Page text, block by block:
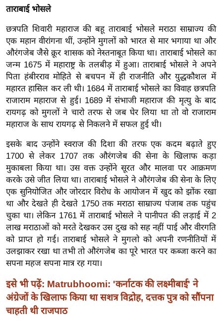
रि
श
न
शि
प
रा
ज
नी
ति
वि
श्ले
ष
ण
स
म
सा
म
यि
क
मा
तृ
भू
मि
ताराबाई भोसले
छत्रपति शिवारी महाराज की बहू ताराबाई भोसले मराठा साम्राज्य की
एक महान वीरांगना थीं, उन्होंने मुगलों को भारत से मार भगाया था और
औरंगजेब जैसे क्रूर शासक को नेस्तनाबूत किया था। ताराबाई भोसले का
जन्म 1675 में महाराष्ट्र के तलबीड़ में हुआ। ताराबाई भोसले ने अपने
पिता हंबीरराव मोहिते से बचपन में ही राजनीति और युद्धकौशल में
महारत हासिल कर ली थी। 1684 में ताराबाई भोसले का विवाह छत्रपति
राजाराम महाराज से हुई। 1689 में संभाजी महाराज की मृत्यु के बाद
रायगढ़ को मुगलों ने चारो तरफ से जब घेर लिया था तो वो राजाराम
महाराज के साथ रायगढ़ से निकलने में सफल हुई थी।
इसके बाद उन्होंने स्वराज की दिशा की तरफ एक कदम बढ़ाते हुए
1700 से लेकर 1707 तक औरंगजेब की सेना के खिलाफ कड़ा
मुकाबला किया था। उस वक्त उन्होंने सूरत और मालवा पर आक्रमण
करके उसे जीत लिया था। ताराबाई भोसले ने औरंगजेब की सेना के लिए
एक सुनियोजित और जोरदार विरोध के आयोजन में खुद को झोंक रखा
था और देखते ही देखते 1750 तक मराठा साम्राज्य पंजाब तक पहुंच
चुका था। लेकिन 1761 में ताराबाई भोसले ने पानीपत की लड़ाई में 2
लाख मराठाओं को मरते देखकर उस दुख को सह नहीं पाई और वीरगति
को प्राप्त हो गई। ताराबाई भोसले ने मुगलो को अपनी रणनीतियों में
उलझाकर रखा था तभी तो औरंगजेब का पूरे भारत पर कब्जा करने का
सपना महज सपना मात्र रह गया।
इसे भी पढ़ें: Matrubhoomi: 'कर्नाटक की लक्ष्मीबाई' ने
अंग्रेजों के खिलाफ किया था सशत्र विद्रोह, दत्तक पुत्र को सौंपना
चाहती थी राजपाठ